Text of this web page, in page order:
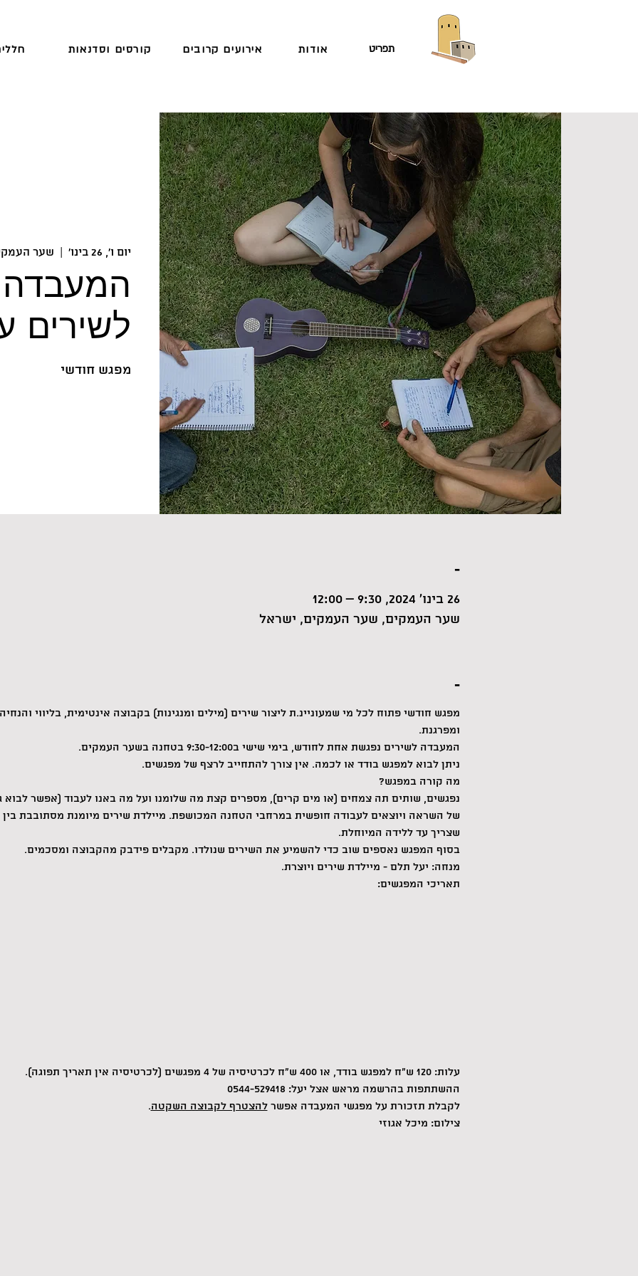
קורסים וסדנאות אירועים קרובים אודות תפריט
יום ו׳, 26 בינו׳ שער
המעבדה
לשירים
מפגש חודשי
-
26 בינו׳ 2024, 9:30 – 12:00
שער העמקים, שער העמקים, ישראל
-
מפגש חודשי פתוח לכל מי שמעוניינ.ת ליצור שירים (מילים ומנגינות) בקבוצה אינטימית, בליווי
ומפרגנת.
המעבדה לשירים נפגשת אחת לחודש, בימי שישי ב9:30-12:00 בטחנה בשער העמקים.
ניתן לבוא למפגש בודד או לכמה. אין צורך להתחייב לרצף של מפגשים.
מה קורה במפגש?
נפגשים, שותים תה צמחים (או מים קרים), מספרים קצת מה שלומנו ועל מה באנו לעבוד (אפשר לבוא
של השראה ויוצאים לעבודה חופשית במרחבי הטחנה המכושפת. מיילדת שירים מיומנת מסתובבת
שצריך עד ללידה המיוחלת.
בסוף המפגש נאספים שוב כדי להשמיע את השירים שנולדו. מקבלים פידבק מהקבוצה ומסכמים.
מנחה: יעל תלם - מיילדת שירים ויוצרת.
תאריכי המפגשים:
עלות: 120 ש"ח למפגש בודד, או 400 ש"ח לכרטיסיה של 4 מפגשים (לכרטיסיה אין תאריך תפוגה).
ההשתתפות בהרשמה מראש אצל יעל: 0544-529418
לקבלת תזכורת על מפגשי המעבדה אפשר להצטרף לקבוצה השקטה.
צילום: מיכל אגוזי